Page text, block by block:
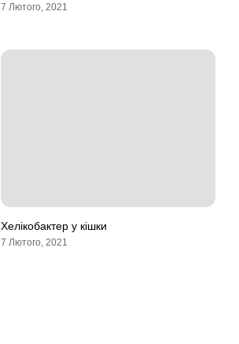
7 Лютого, 2021
Хелікобактер у кішки
7 Лютого, 2021